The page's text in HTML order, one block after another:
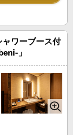
ャワーブース付
」